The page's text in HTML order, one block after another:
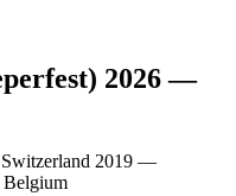
2026 —